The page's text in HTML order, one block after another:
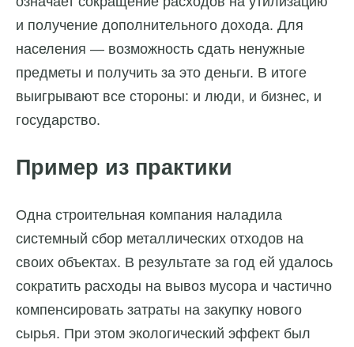
и получение дополнительного дохода. Для
населения — возможность сдать ненужные
предметы и получить за это деньги. В итоге
выигрывают все стороны: и люди, и бизнес, и
государство.
Пример из практики
Одна строительная компания наладила
системный сбор металлических отходов на
своих объектах. В результате за год ей удалось
сократить расходы на вывоз мусора и частично
компенсировать затраты на закупку нового
сырья. При этом экологический эффект был